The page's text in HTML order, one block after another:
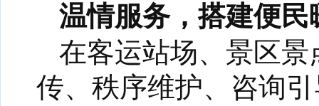
温情服务，搭建便民
在客运站场、景区
传、秩序维护、咨询